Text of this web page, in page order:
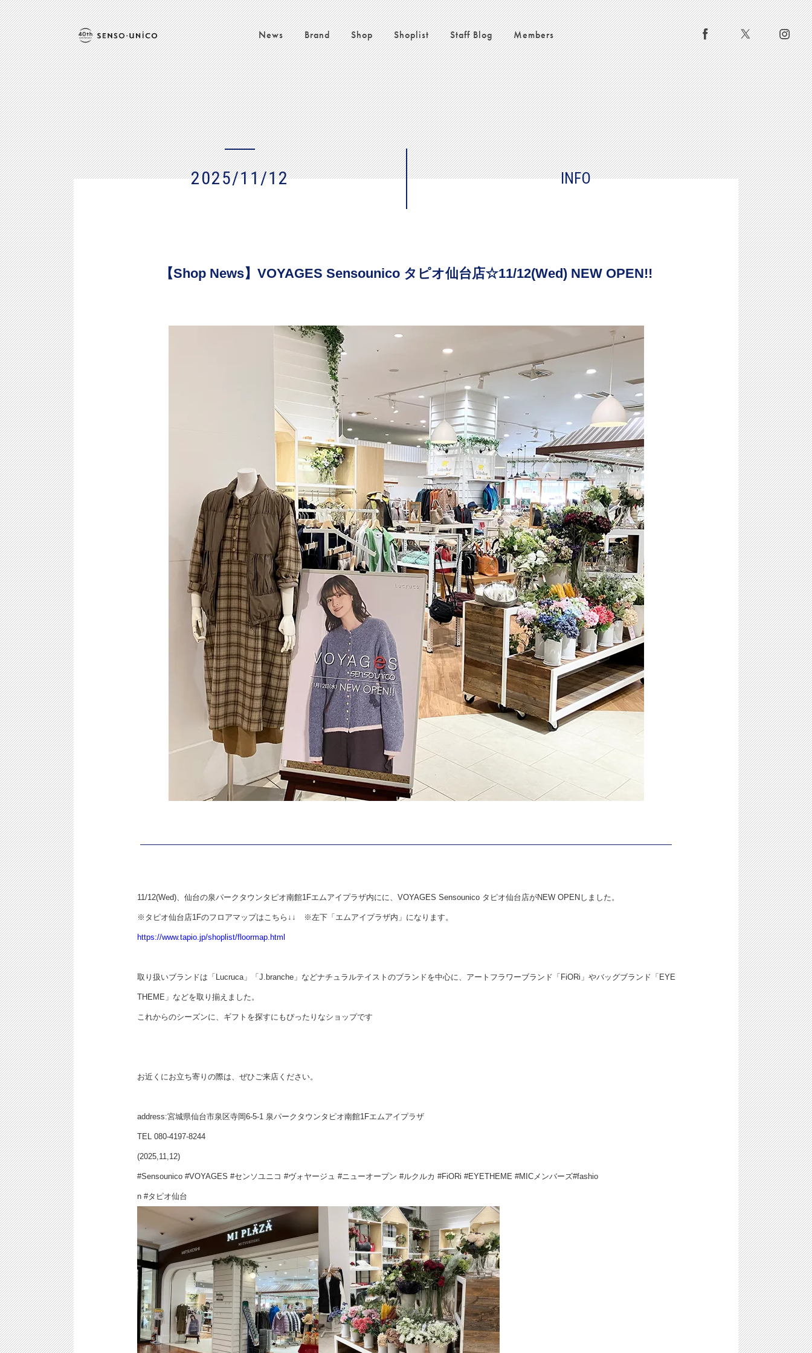
News Brand Shop Shoplist Staff Blog Members
2025/11/12 INFO
【Shop News】VOYAGES Sensounico タピオ仙台店☆11/12(Wed) NEW OPEN!!
11/12(Wed)、仙台の泉パークタウンタピオ南館1Fエムアイプラザ内にに、VOYAGES Sensounico タピオ仙台店がNEW OPENしました。
※タピオ仙台店1Fのフロアマップはこちら↓↓ ※左下「エムアイプラザ内」になります。
https://www.tapio.jp/shoplist/floormap.html
取り扱いブランドは「Lucruca」「J.branche」などナチュラルテイストのブランドを中心に、アートフラワーブランド「FiORi」やバッグブランド「EYE
THEME」などを取り揃えました。
これからのシーズンに、ギフトを探すにもぴったりなショップです
お近くにお立ち寄りの際は、ぜひご来店ください。
address:宮城県仙台市泉区寺岡6-5-1 泉パークタウンタピオ南館1Fエムアイプラザ
TEL 080-4197-8244
(2025,11,12)
#Sensounico #VOYAGES #センソユニコ #ヴォヤージュ #ニューオープン #ルクルカ #FiORi #EYETHEME #MICメンバーズ#fashio
n #タピオ仙台